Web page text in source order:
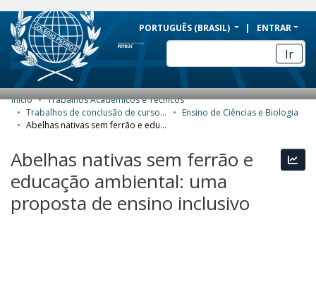
BRAZIL
Simplifique!
Comunica BR
Participe
Acesso à informação
Canais
PORTUGUÊS (BRASIL) ENTRAR
Ir
COMUNIDADES E COLEÇÕES
ESTATÍSTICAS
SOBRE
Início
Trabalhos Acadêmicos e Técnicos
Trabalhos de conclusão de curso de Especialização
Ensino de Ciências e Biologia
Abelhas nativas sem ferrão e educação ambiental: uma proposta de ensino inclusivo
Abelhas nativas sem ferrão e
educação ambiental: uma
proposta de ensino inclusivo